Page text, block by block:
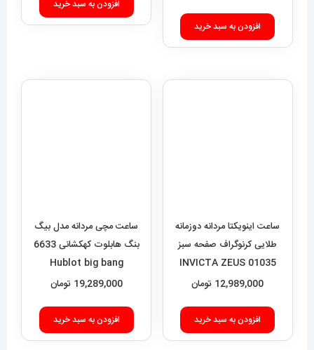
افزودن به سبد خرید
ساعت اینویکتا مردانه دوزمانه
طلایی کرنوگراف صفحه سبز
01035 INVICTA ZEUS
12,989,000تومان
افزودن به سبد خرید
افزودن به سبد خرید